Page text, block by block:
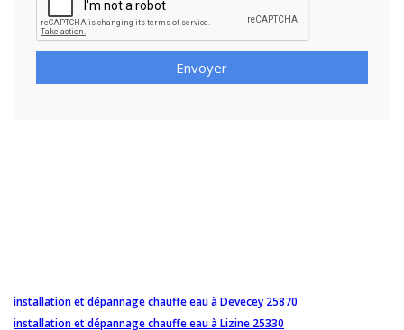
Envoyer
installation et dépannage chauffe eau à Devecey 25870
installation et dépannage chauffe eau à Lizine 25330